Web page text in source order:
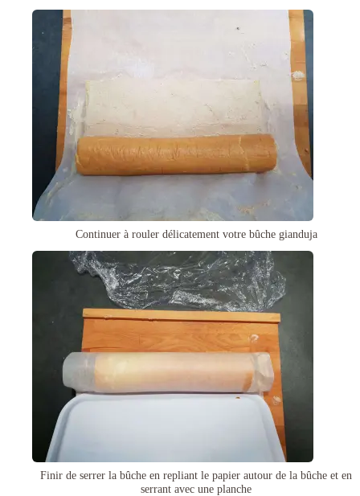
Continuer à rouler délicatement votre bûche gianduja
Finir de serrer la bûche en repliant le papier autour de la bûche et en
serrant avec une planche